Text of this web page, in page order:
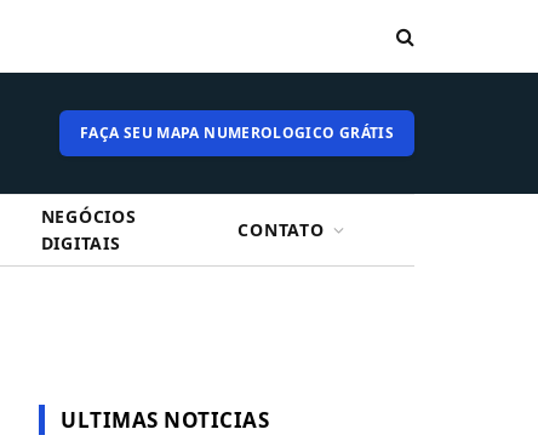
FAÇA SEU MAPA NUMEROLOGICO GRÁTIS
NEGÓCIOS
DIGITAIS
CONTATO
ULTIMAS NOTICIAS